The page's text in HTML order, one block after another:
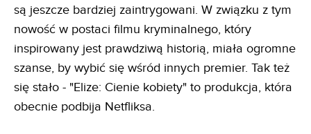
są jeszcze bardziej zaintrygowani. W związku z tym
nowość w postaci filmu kryminalnego, który
inspirowany jest prawdziwą historią, miała ogromne
szanse, by wybić się wśród innych premier. Tak też
się stało - "Elize: Cienie kobiety" to produkcja, która
obecnie podbija Netfliksa.